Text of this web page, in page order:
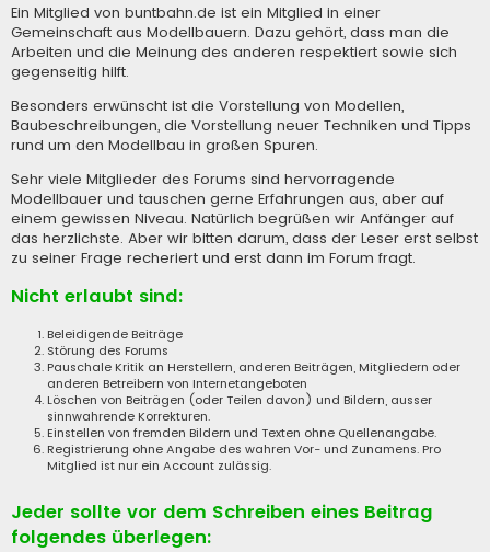
Ein Mitglied von buntbahn.de ist ein Mitglied in einer
Gemeinschaft aus Modellbauern. Dazu gehört, dass man die
Arbeiten und die Meinung des anderen respektiert sowie sich
gegenseitig hilft.
Besonders erwünscht ist die Vorstellung von Modellen,
Baubeschreibungen, die Vorstellung neuer Techniken und Tipps
rund um den Modellbau in großen Spuren.
Sehr viele Mitglieder des Forums sind hervorragende
Modellbauer und tauschen gerne Erfahrungen aus, aber auf
einem gewissen Niveau. Natürlich begrüßen wir Anfänger auf
das herzlichste. Aber wir bitten darum, dass der Leser erst selbst
zu seiner Frage recheriert und erst dann im Forum fragt.
Nicht erlaubt sind:
Beleidigende Beiträge
Störung des Forums
Pauschale Kritik an Herstellern, anderen Beiträgen, Mitgliedern oder
anderen Betreibern von Internetangeboten
Löschen von Beiträgen (oder Teilen davon) und Bildern, ausser
sinnwahrende Korrekturen.
Einstellen von fremden Bildern und Texten ohne Quellenangabe.
Registrierung ohne Angabe des wahren Vor- und Zunamens. Pro
Mitglied ist nur ein Account zulässig.
Jeder sollte vor dem Schreiben eines Beitrag
folgendes überlegen: